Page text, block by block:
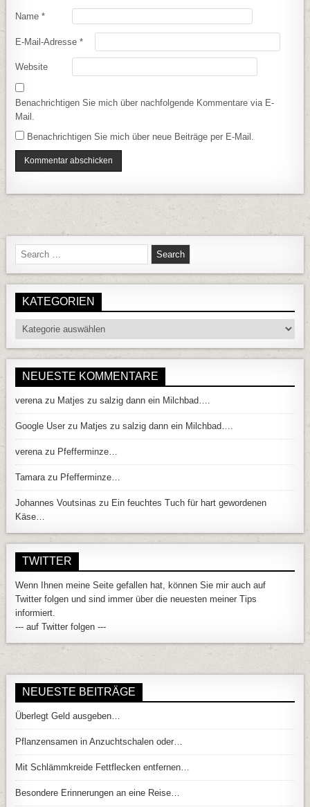
Name*
E-Mail-Adresse*
Website
Benachrichtigen Sie mich über nachfolgende Kommentare via E-
Mail.
Benachrichtigen Sie mich über neue Beiträge per E-Mail.
Search for:
KATEGORIEN
Kategorien
NEUESTE KOMMENTARE
verenazu Matjes zu salzig dann ein Milchbad….
Google User zu Matjes zu salzig dann ein Milchbad….
verenazu Pfefferminze…
Tamarazu Pfefferminze…
Johannes Voutsinas zu Ein feuchtes Tuch für hart gewordenen
Käse…
TWITTER
Wenn Ihnen meine Seite gefallen hat, können Sie mir auch auf
Twitter folgen und sind immer über die neuesten meiner Tips
informiert.
--- auf Twitter folgen ---
NEUESTE BEITRÄGE
Überlegt Geld ausgeben…
Pflanzensamen in Anzuchtschalen oder…
Mit Schlämmkreide Fettflecken entfernen…
Besondere Erinnerungen an eine Reise…